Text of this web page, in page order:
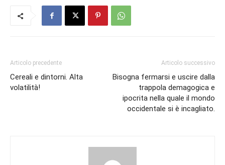
Articolo precedente
Cereali e dintorni. Alta
volatilità!
Articolo successivo
Bisogna fermarsi e uscire dalla
trappola demagogica e
ipocrita nella quale il mondo
occidentale si è incagliato.